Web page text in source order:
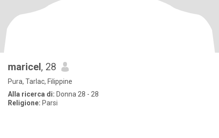
maricel, 28
Pura, Tarlac, Filippine
Alla ricerca di: Donna 28 - 28
Religione: Parsi